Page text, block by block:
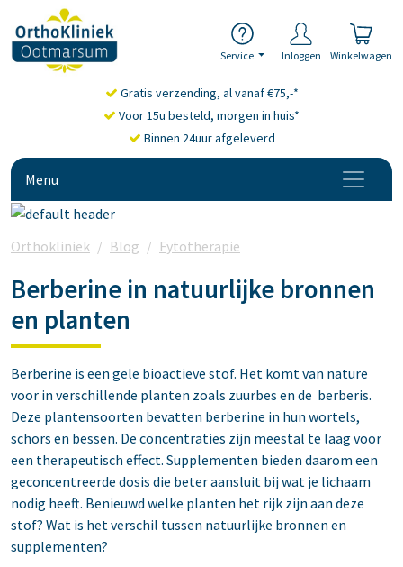
Service Inloggen Winkelwagen
Gratis verzending, al vanaf €75,-*
Voor 15u besteld, morgen in huis*
Binnen 24uur afgeleverd
Menu
Orthokliniek Blog Fytotherapie
Berberine in natuurlijke bronnen
en planten
Berberine is een gele bioactieve stof. Het komt van nature
voor in verschillende planten zoals zuurbes en de berberis.
Deze plantensoorten bevatten berberine in hun wortels,
schors en bessen. De concentraties zijn meestal te laag voor
een therapeutisch effect. Supplementen bieden daarom een
geconcentreerde dosis die beter aansluit bij wat je lichaam
nodig heeft. Benieuwd welke planten het rijk zijn aan deze
stof? Wat is het verschil tussen natuurlijke bronnen en
supplementen?